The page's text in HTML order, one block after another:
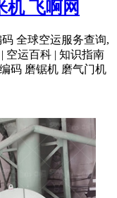
机 飞啊网
全球空运服务查询,
空运百科 | 知识指南
码 磨锯机 磨气门机